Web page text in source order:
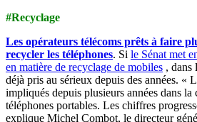
#Recyclage
Les opérateurs télécoms prêts à faire
recycler les téléphones. Si le Sénat met
en matière de recyclage de mobiles , dans
déjà pris au sérieux depuis des années. «
impliqués depuis plusieurs années dans la
téléphones portables. Les chiffres
explique Michel Combot, le directeur